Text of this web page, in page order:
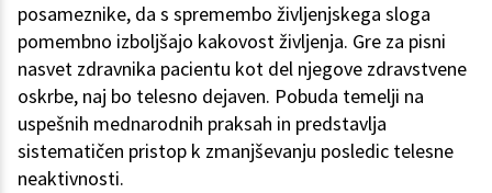
posameznike, da s spremembo življenjskega sloga
pomembno izboljšajo kakovost življenja. Gre za pisni
nasvet zdravnika pacientu kot del njegove zdravstvene
oskrbe, naj bo telesno dejaven. Pobuda temelji na
uspešnih mednarodnih praksah in predstavlja
sistematičen pristop k zmanjševanju posledic telesne
neaktivnosti.